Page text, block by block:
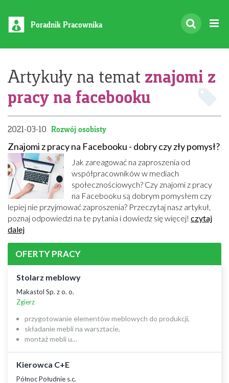
Poradnik Pracownika
Artykuły na temat znajomi z
pracy na facebooku
2021-03-10 Rozwój osobisty
Znajomi z pracy na Facebooku - dobry czy zły pomysł?
Jak zareagować na zaproszenia od
współpracowników w mediach
społecznościowych? Czy znajomi z pracy
na Facebooku są dobrym pomysłem czy
lepiej nie przyjmować zaproszenia? Przeczytaj nasz artykuł,
poznaj odpowiedzi na te pytania i dowiedz się więcej! czytaj
dalej
OFERTY PRACY
Stolarz meblowy
Makastol Sp. z o. o.
Zgierz
przygotowanie elementów meblowych do produkcji,
składanie mebli na warsztacie,
montaż mebli u…
Kierowca C+E
Północ Południe s.c.